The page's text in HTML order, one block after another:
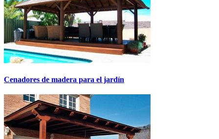
Cenadores de madera para el jardín